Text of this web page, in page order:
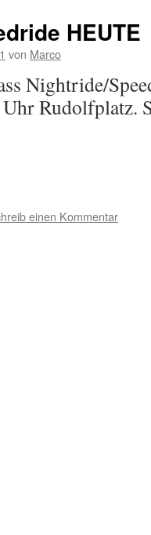
HEUTE
von Marco
Nightride/
Rudolfplatz.
einen Kommentar